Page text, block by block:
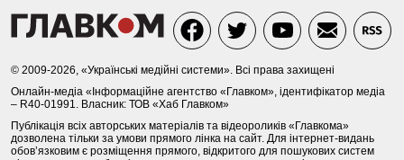
© 2009-2026, «Українські медійні системи». Всі права захищені
Онлайн-медіа «Інформаційне агентство «Главком», ідентифікатор медіа
– R40-01991. Власник: ТОВ «Хаб Главком»
Публікація всіх авторських матеріалів та відеороликів «Главкома»
дозволена тільки за умови прямого лінка на сайт. Для інтернет-видань
обов’язковим є розміщення прямого, відкритого для пошукових систем